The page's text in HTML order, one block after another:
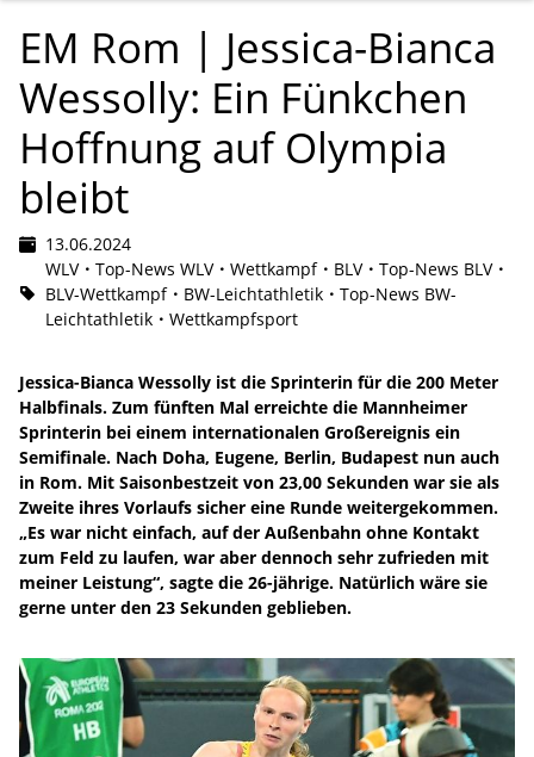
EM Rom | Jessica-Bianca
Wessolly: Ein Fünkchen
Hoffnung auf Olympia
bleibt
13.06.2024
WLV
Top-News WLV Wettkampf BLV
Top-News BLV
BLV-Wettkampf
BW-Leichtathletik
Top-News BW-
Leichtathletik
Wettkampfsport
Jessica-Bianca Wessolly ist die Sprinterin für die 200 Meter
Halbfinals. Zum fünften Mal erreichte die Mannheimer
Sprinterin bei einem internationalen Großereignis ein
Semifinale. Nach Doha, Eugene, Berlin, Budapest nun auch
in Rom. Mit Saisonbestzeit von 23,00 Sekunden war sie als
Zweite ihres Vorlaufs sicher eine Runde weitergekommen.
„Es war nicht einfach, auf der Außenbahn ohne Kontakt
zum Feld zu laufen, war aber dennoch sehr zufrieden mit
meiner Leistung“, sagte die 26-jährige. Natürlich wäre sie
gerne unter den 23 Sekunden geblieben.